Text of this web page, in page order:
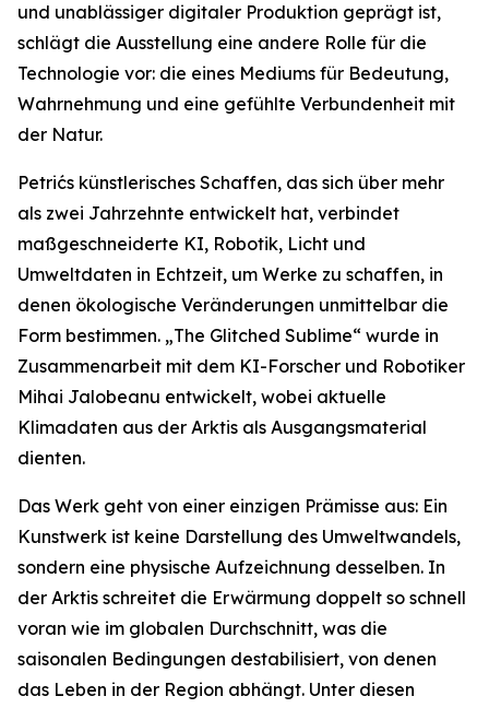
und unablässiger digitaler Produktion geprägt ist,
schlägt die Ausstellung eine andere Rolle für die
Technologie vor: die eines Mediums für Bedeutung,
Wahrnehmung und eine gefühlte Verbundenheit mit
der Natur.
Petrićs künstlerisches Schaffen, das sich über mehr
als zwei Jahrzehnte entwickelt hat, verbindet
maßgeschneiderte KI, Robotik, Licht und
Umweltdaten in Echtzeit, um Werke zu schaffen, in
denen ökologische Veränderungen unmittelbar die
Form bestimmen. „The Glitched Sublime“ wurde in
Zusammenarbeit mit dem KI-Forscher und Robotiker
Mihai Jalobeanu entwickelt, wobei aktuelle
Klimadaten aus der Arktis als Ausgangsmaterial
dienten.
Das Werk geht von einer einzigen Prämisse aus: Ein
Kunstwerk ist keine Darstellung des Umweltwandels,
sondern eine physische Aufzeichnung desselben. In
der Arktis schreitet die Erwärmung doppelt so schnell
voran wie im globalen Durchschnitt, was die
saisonalen Bedingungen destabilisiert, von denen
das Leben in der Region abhängt. Unter diesen